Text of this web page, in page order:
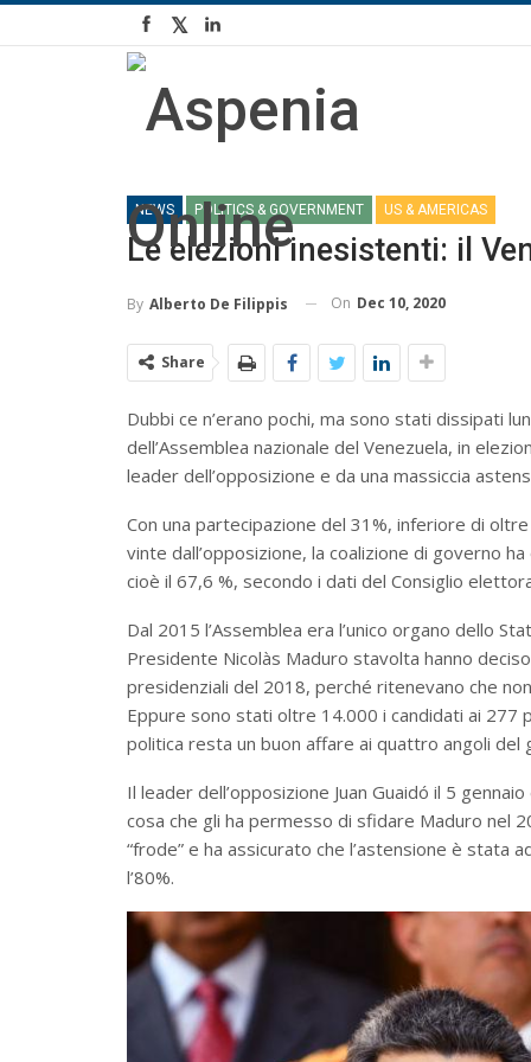
NEWS POLITICS & GOVERNMENT US & AMERICAS
Le elezioni inesistenti: il
By Alberto De Filippis On Dec 10, 2020
Share
Dubbi ce n’erano pochi, ma sono stati dissipati
dell’Assemblea nazionale del Venezuela, in
leader dell’opposizione e da una massiccia
Con una partecipazione del 31%, inferiore di
vinte dall’opposizione, la coalizione di governo
cioè il 67,6 %, secondo i dati del Consiglio
Dal 2015 l’Assemblea era l’unico organo dello
Presidente Nicolàs Maduro stavolta hanno
presidenziali del 2018, perché ritenevano che
Eppure sono stati oltre 14.000 i candidati ai 277
politica resta un buon affare ai quattro angoli del
Il leader dell’opposizione Juan Guaidó il 5
cosa che gli ha permesso di sfidare Maduro nel
“frode” e ha assicurato che l’astensione è stata
l’80%.